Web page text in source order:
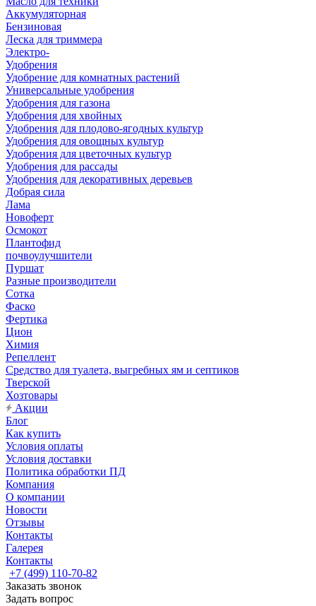
Аккумуляторная
Бензиновая
Леска для триммера
Электро-
Удобрения
Удобрение для комнатных растений
Универсальные удобрения
Удобрения для газона
Удобрения для хвойных
Удобрения для плодово-ягодных культур
Удобрения для овощных культур
Удобрения для цветочных культур
Удобрения для рассады
Удобрения для декоративных деревьев
Добрая сила
Лама
Новоферт
Осмокот
Плантофид
почвоулучшители
Пуршат
Разные производители
Сотка
Фаско
Фертика
Цион
Химия
Репеллент
Средство для туалета, выгребных ям и септиков
Тверской
Хозтовары
Акции
Блог
Как купить
Условия оплаты
Условия доставки
Политика обработки ПД
Компания
О компании
Новости
Отзывы
Контакты
Галерея
Контакты
+7 (499) 110-70-82
Заказать звонок
Задать вопрос